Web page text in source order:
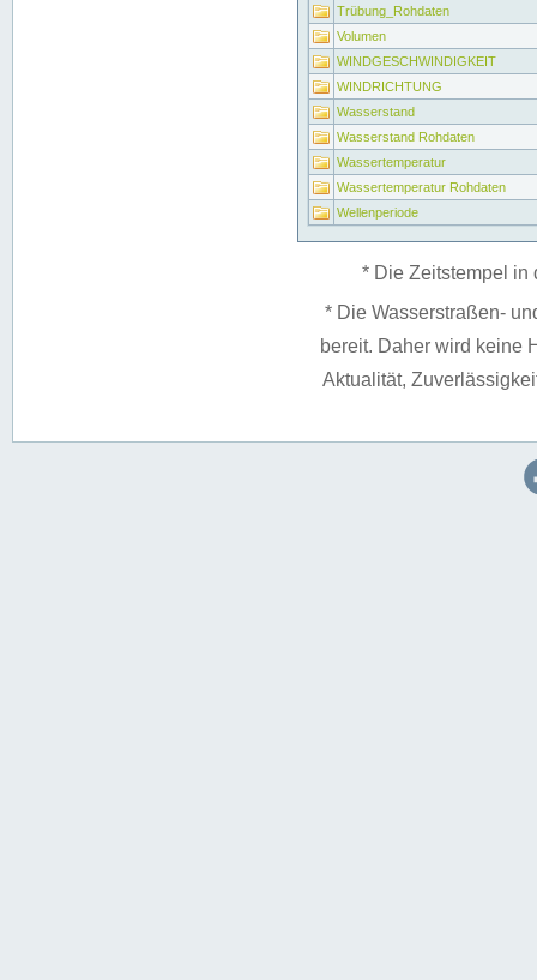
Trübung_Rohdaten
Volumen
WINDGESCHWINDIGKEIT
WINDRICHTUNG
Wasserstand
Wasserstand Rohdaten
Wassertemperatur
Wassertemperatur Rohdaten
Wellenperiode
* Die Zeitstempel in
* Die Wasserstraßen-
bereit. Daher wird keine
Aktualität,